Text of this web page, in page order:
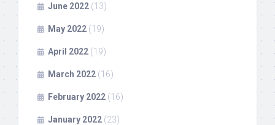
June 2022 (13)
May 2022 (19)
April 2022 (19)
March 2022 (16)
February 2022 (16)
January 2022 (23)